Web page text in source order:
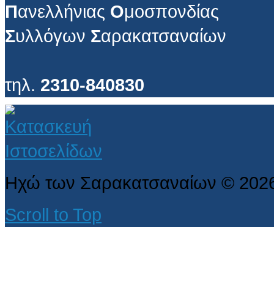
Πανελλήνιας Ομοσπονδίας
Συλλόγων Σαρακατσαναίων
τηλ. 2310-840830
Ηχώ των Σαρακατσαναίων ©
Scroll to Top